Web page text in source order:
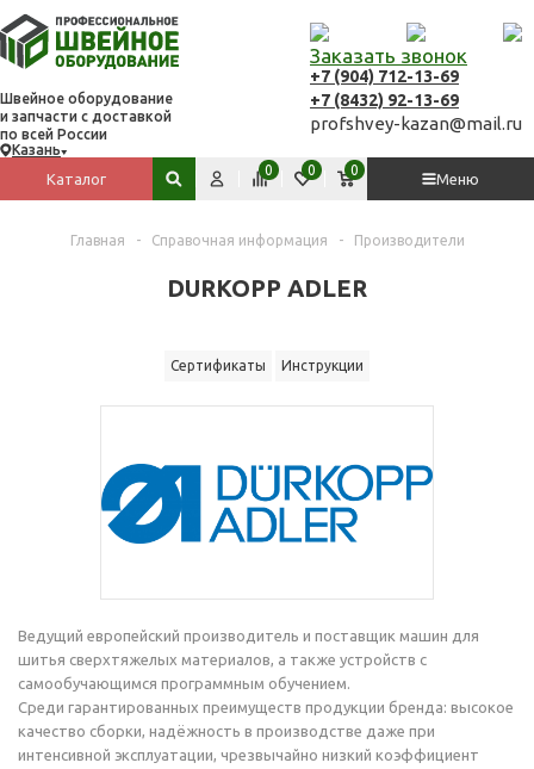
Швейное оборудование
и запчасти с доставкой
по всей России
Казань
Заказать звонок
+7 (904) 712-13-69
+7 (8432) 92-13-69
profshvey-kazan@mail.ru
Каталог
Меню
Поиск по сайту
Сравнить
0 Избранное
0 Корзина
0
Главная - Справочная информация - Производители
DURKOPP ADLER
Сертификаты Инструкции
Ведущий европейский производитель и поставщик машин для
шитья сверхтяжелых материалов, а также устройств с
самообучающимся программным обучением.
Среди гарантированных преимуществ продукции бренда: высокое
качество сборки, надёжность в производстве даже при
интенсивной эксплуатации, чрезвычайно низкий коэффициент